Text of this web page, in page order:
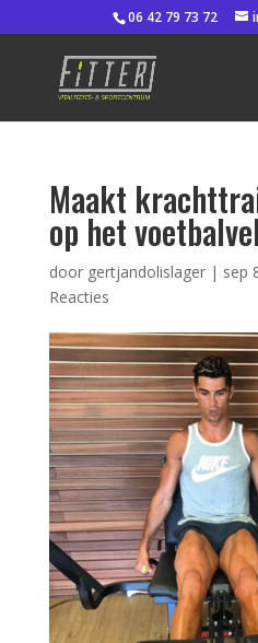
06 42 79 73 72
Maakt
op het
door gertjandolislager| sep
Reacties